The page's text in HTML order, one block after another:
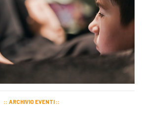
ARCHIVIO EVENTI